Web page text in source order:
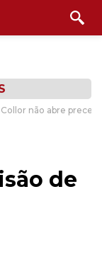
não abre
de